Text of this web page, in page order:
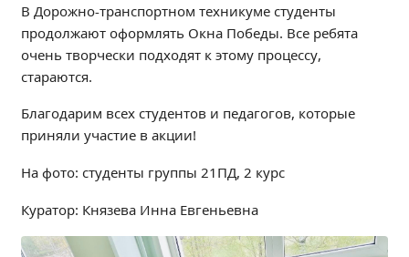
Опрос по качеству образования
Новости
Наблюдательный совет
Независимая оценка качества
Профориентация
Обращения онлайн
Контакты
В Дорожно-транспортном техникуме студенты
продолжают оформлять Окна Победы. Все ребята
очень творчески подходят к этому процессу,
стараются.
Благодарим всех студентов и педагогов, которые
приняли участие в акции!
На фото: студенты группы 21ПД, 2 курс
Куратор: Князева Инна Евгеньевна